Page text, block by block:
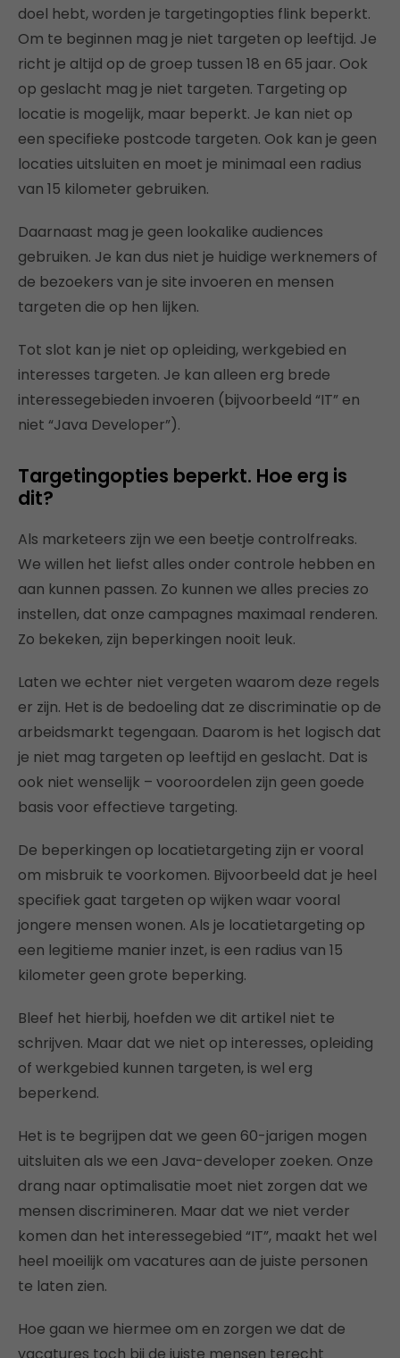
doel hebt, worden je targetingopties flink beperkt.
Om te beginnen mag je niet targeten op leeftijd. Je
richt je altijd op de groep tussen 18 en 65 jaar. Ook
op geslacht mag je niet targeten. Targeting op
locatie is mogelijk, maar beperkt. Je kan niet op
een specifieke postcode targeten. Ook kan je geen
locaties uitsluiten en moet je minimaal een radius
van 15 kilometer gebruiken.
Daarnaast mag je geen lookalike audiences
gebruiken. Je kan dus niet je huidige werknemers of
de bezoekers van je site invoeren en mensen
targeten die op hen lijken.
Tot slot kan je niet op opleiding, werkgebied en
interesses targeten. Je kan alleen erg brede
interessegebieden invoeren (bijvoorbeeld “IT” en
niet “Java Developer”).
Targetingopties beperkt. Hoe erg is
dit?
Als marketeers zijn we een beetje controlfreaks.
We willen het liefst alles onder controle hebben en
aan kunnen passen. Zo kunnen we alles precies zo
instellen, dat onze campagnes maximaal renderen.
Zo bekeken, zijn beperkingen nooit leuk.
Laten we echter niet vergeten waarom deze regels
er zijn. Het is de bedoeling dat ze discriminatie op de
arbeidsmarkt tegengaan. Daarom is het logisch dat
je niet mag targeten op leeftijd en geslacht. Dat is
ook niet wenselijk – vooroordelen zijn geen goede
basis voor effectieve targeting.
De beperkingen op locatietargeting zijn er vooral
om misbruik te voorkomen. Bijvoorbeeld dat je heel
specifiek gaat targeten op wijken waar vooral
jongere mensen wonen. Als je locatietargeting op
een legitieme manier inzet, is een radius van 15
kilometer geen grote beperking.
Bleef het hierbij, hoefden we dit artikel niet te
schrijven. Maar dat we niet op interesses, opleiding
of werkgebied kunnen targeten, is wel erg
beperkend.
Het is te begrijpen dat we geen 60-jarigen mogen
uitsluiten als we een Java-developer zoeken. Onze
drang naar optimalisatie moet niet zorgen dat we
mensen discrimineren. Maar dat we niet verder
komen dan het interessegebied “IT”, maakt het wel
heel moeilijk om vacatures aan de juiste personen
te laten zien.
Hoe gaan we hiermee om en zorgen we dat de